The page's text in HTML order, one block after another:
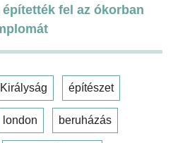
fel az ókorban
építészet
london beruházás